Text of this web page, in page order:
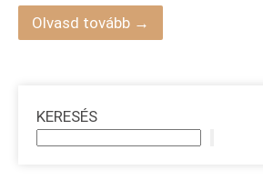
Olvasd tovább →
KERESÉS